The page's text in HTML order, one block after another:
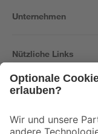
Unternehmen
Nützliche Links
Der toom Newsletter: